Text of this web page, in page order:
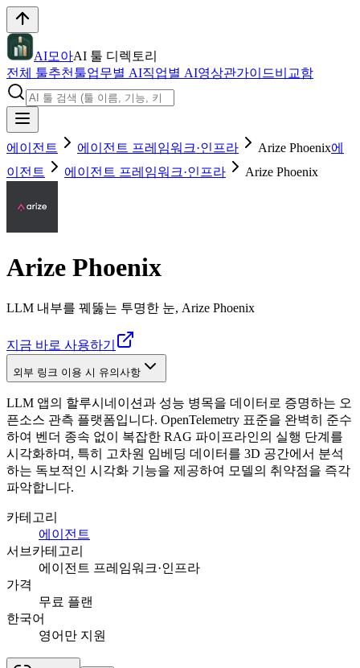
AI모아AI 툴 디렉토리
전체 툴추천툴업무별 AI직업별 AI영상관가이드비교함
에이전트 에이전트 프레임워크·인프라 Arize Phoenix에
이전트
에이전트 프레임워크·인프라 Arize Phoenix
Arize Phoenix
LLM 내부를 꿰뚫는 투명한 눈, Arize Phoenix
지금 바로 사용하기
외부 링크 이용 시 유의사항
LLM 앱의 할루시네이션과 성능 병목을 데이터로 증명하는 오
픈소스 관측 플랫폼입니다. OpenTelemetry 표준을 완벽히 준수
하여 벤더 종속 없이 복잡한 RAG 파이프라인의 실행 단계를
시각화하며, 특히 고차원 임베딩 데이터를 3D 공간에서 분석
하는 독보적인 시각화 기능을 제공하여 모델의 취약점을 즉각
파악합니다.
카테고리
에이전트
서브카테고리
에이전트 프레임워크·인프라
가격
무료 플랜
한국어
영어만 지원